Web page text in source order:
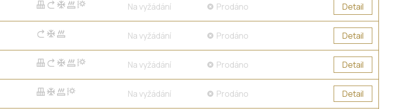
Na vyžádání Prodáno Detail
Na vyžádání Prodáno Detail
Na vyžádání Prodáno Detail
Na vyžádání Prodáno Detail